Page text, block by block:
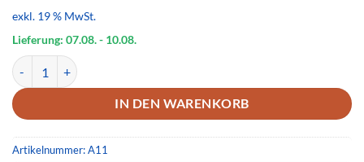
exkl. 19 % MwSt.
Lieferung: 07.08.- 10.08.
Armband 11 Menge
IN DEN WARENKORB
Artikelnummer:A11